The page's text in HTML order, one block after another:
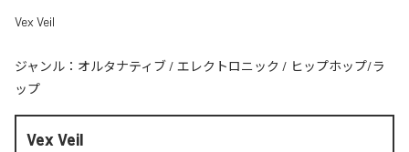
Vex Veil
ジャンル： オルタナティブ / エレクトロニック / ヒップホップ/ラ
ップ
Vex Veil